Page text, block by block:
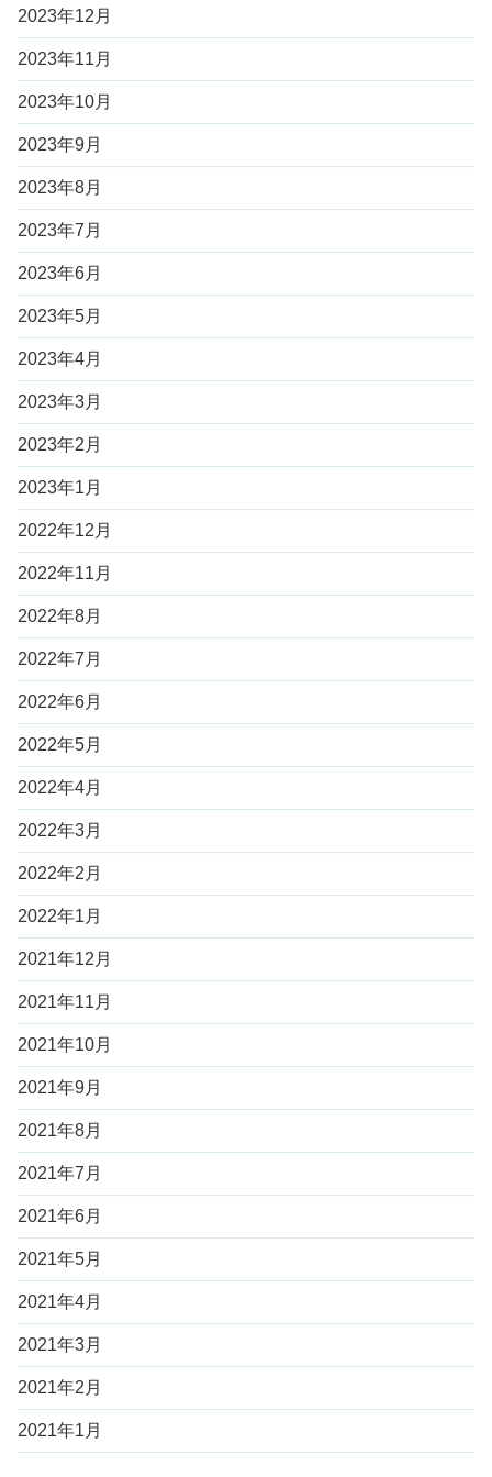
2023年12月
2023年11月
2023年10月
2023年9月
2023年8月
2023年7月
2023年6月
2023年5月
2023年4月
2023年3月
2023年2月
2023年1月
2022年12月
2022年11月
2022年8月
2022年7月
2022年6月
2022年5月
2022年4月
2022年3月
2022年2月
2022年1月
2021年12月
2021年11月
2021年10月
2021年9月
2021年8月
2021年7月
2021年6月
2021年5月
2021年4月
2021年3月
2021年2月
2021年1月